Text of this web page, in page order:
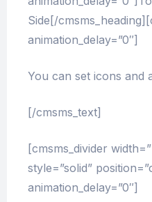
Side[/
animation_delay=”0″]
You can set icons and
[/cmsms_text]
[cmsms_divider
style=”solid”
animation_delay=”0″]